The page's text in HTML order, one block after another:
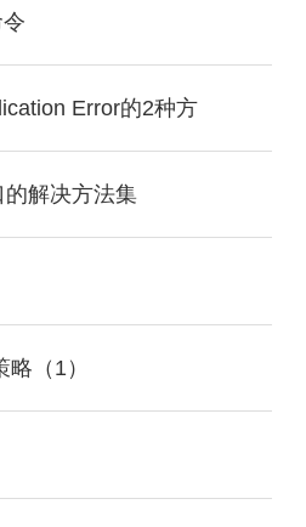
Error的2种方
解决方法集
（1）